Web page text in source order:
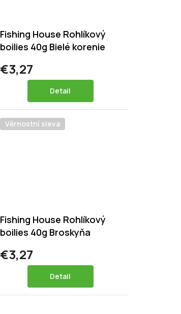
Fishing House Rohlíkový
boilies 40g Bielé korenie
€3,27
Detail
Věrnostní sleva
Fishing House Rohlíkový
boilies 40g Broskyňa
€3,27
Detail